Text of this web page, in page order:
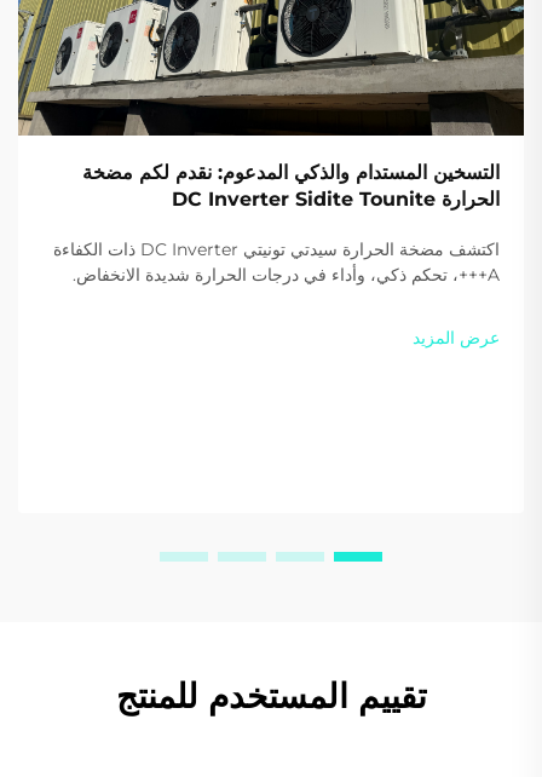
التسخين المستدام والذكي المدعوم: نقدم لكم مضخة
الحرارة DC Inverter Sidite Tounite
اكتشف مضخة الحرارة سيدتي تونيتي DC Inverter ذات الكفاءة
A+++، تحكم ذكي، وأداء في درجات الحرارة شديدة الانخفاض.
عرض المزيد
تقييم المستخدم للمنتج